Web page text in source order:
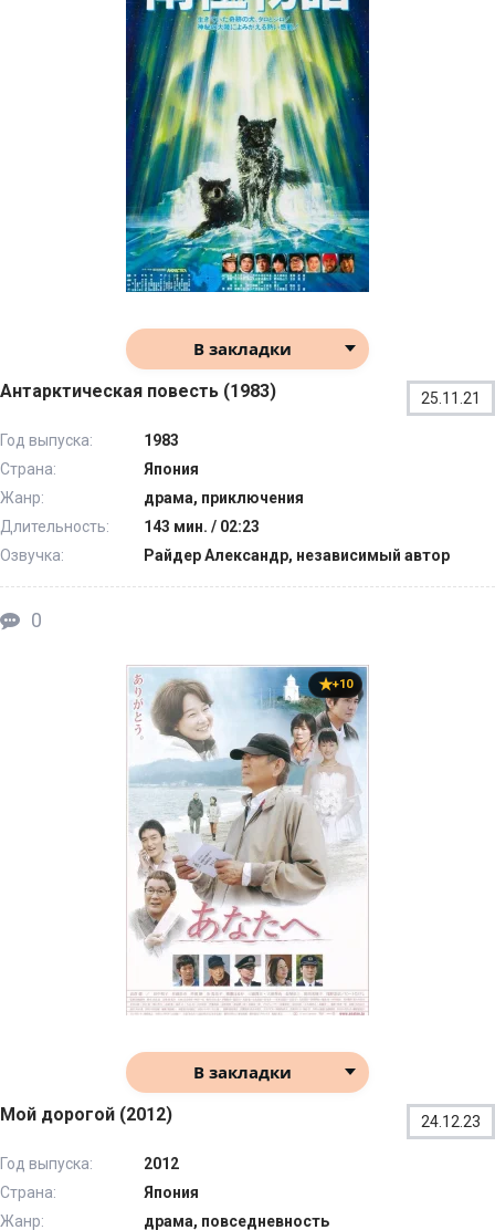
В закладки
Антарктическая повесть (1983) 25.11.21
Год выпуска:
1983
Страна:
Япония
Жанр:
драма, приключения
Длительность:
143 мин. / 02:23
Озвучка:
Райдер Александр, независимый автор
0
+10
В закладки
Мой дорогой (2012) 24.12.23
Год выпуска:
2012
Страна:
Япония
Жанр:
драма, повседневность